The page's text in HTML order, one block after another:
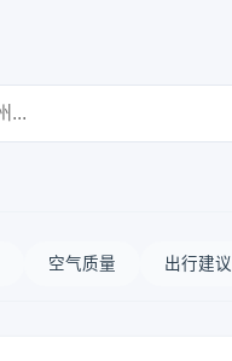
空气质量 出行建议